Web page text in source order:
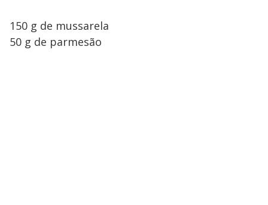
150 g de mussarela
50 g de parmesão